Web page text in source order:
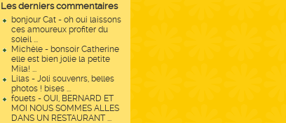
Les derniers commentaires
bonjour Cat - oh oui laissons
ces amoureux profiter du
soleil ...
Michèle - bonsoir Catherine
elle est bien jolie la petite
Mila! ...
Lilas - Joli souvenrs, belles
photos ! bises ...
fouets - OUI, BERNARD ET
MOI NOUS SOMMES ALLES
DANS UN RESTAURANT ...